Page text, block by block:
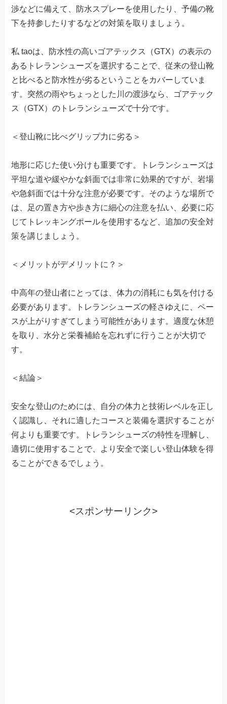
渉などに備えて、防水スプレーを使用したり、予備の靴
下を持参したりするなどの対策を取りましょう。
私 taoは、防水性の高いゴアテックス（GTX）の表示の
あるトレランシューズを選択することで、従来の登山靴
と比べると防水性が劣るということをカバーしていま
す。突然の雨やちょっとした川の渡渉なら、ゴアテック
ス（GTX）のトレランシューズで十分です。
＜登山靴に比べグリップ力に劣る＞
地形に応じた使い分けも重要です。トレランシューズは
平坦な道や緩やかな斜面では非常に効果的ですが、岩場
や急斜面では十分な注意が必要です。そのような場所で
は、足の置き方や歩き方に細心の注意を払い、必要に応
じてトレッキングポールを使用するなど、追加の安全対
策を講じましょう。
＜メリットがデメリットに？＞
中高年の登山者にとっては、体力の消耗にも気を付ける
必要があります。トレランシューズの軽さゆえに、ペー
スが上がりすぎてしまう可能性があります。適度な休憩
を取り、水分と栄養補給を忘れずに行うことが大切で
す。
＜結論＞
安全な登山のためには、自分の体力と技術レベルを正し
く認識し、それに適したコースと装備を選択することが
何よりも重要です。トレランシューズの特性を理解し、
適切に使用することで、より安全で楽しい登山体験を得
ることができるでしょう。
<スポンサーリンク>